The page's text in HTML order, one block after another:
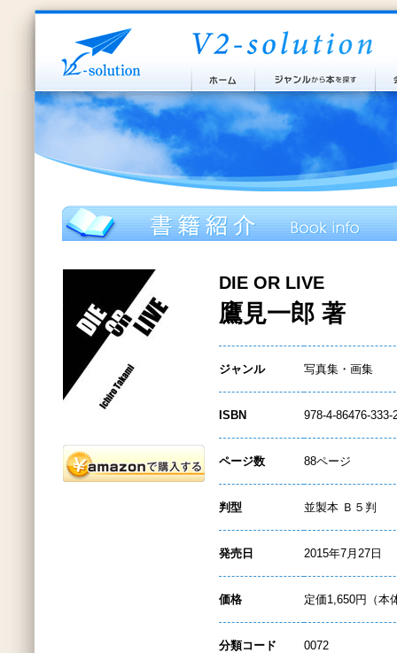
DIE OR LIVE
鷹見一郎 著
ジャンル 写真集・画集
ISBN 978-4-86476-333-
ページ数 88ページ
判型 並製本 Ｂ５判
発売日 2015年7月27日
価格 定価1,650円（本
分類コード 0072